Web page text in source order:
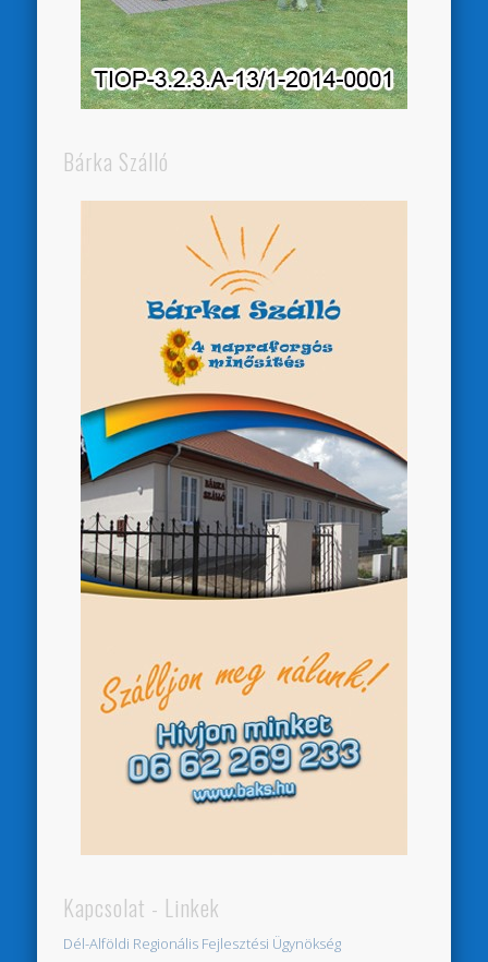
Bárka Szálló
Kapcsolat - Linkek
Dél-Alföldi Regionális Fejlesztési Ügynökség